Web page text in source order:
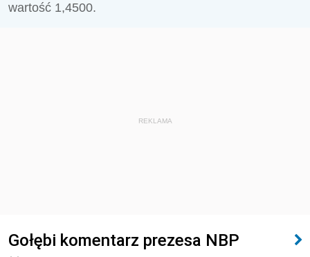
wartość 1,4500.
REKLAMA
Gołębi komentarz prezesa NBP